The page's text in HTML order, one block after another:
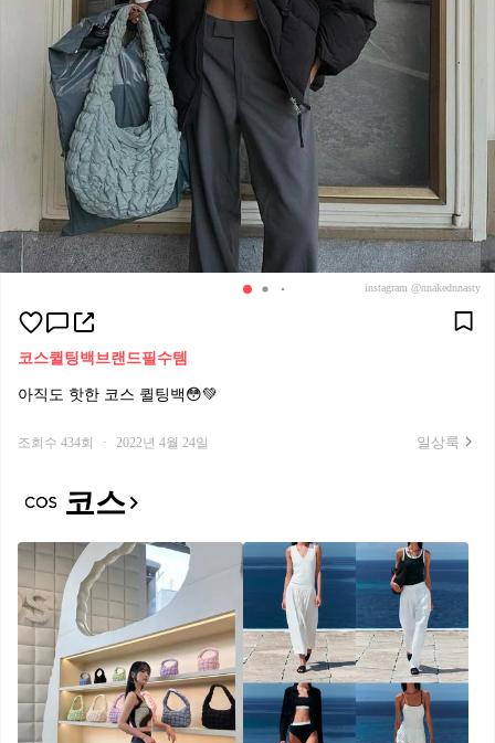
instagram @nnakednnasty
코스퀼팅백 브랜드필수템
아직도 핫한 코스 퀼팅백😳💚
조회수 434회 · 2022년 4월 24일 일상룩
코스